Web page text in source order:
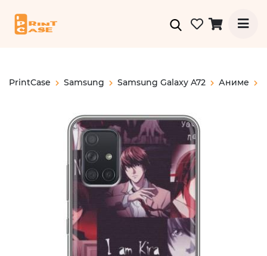
PrintCase Samsung Samsung Galaxy A72 Аниме